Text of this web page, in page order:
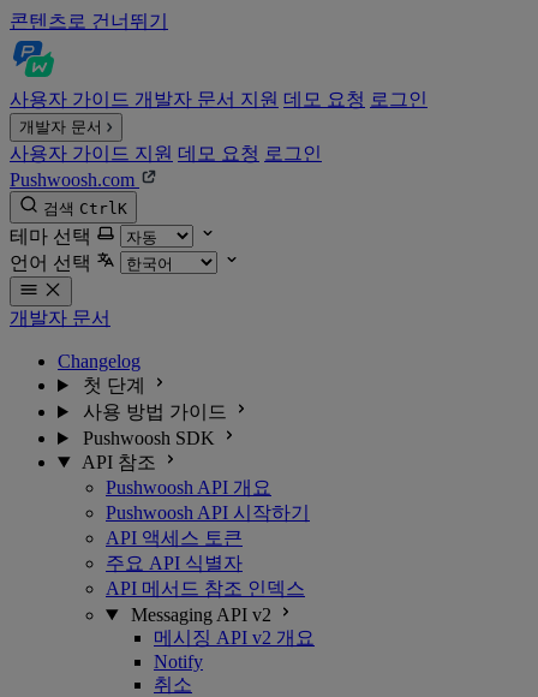
콘텐츠로 건너뛰기
사용자 가이드 개발자 문서 지원 데모 요청 로그인
개발자 문서
사용자 가이드 지원 데모 요청 로그인
Pushwoosh.com
검색 CtrlK
테마 선택
언어 선택
개발자 문서
Changelog
첫 단계
사용 방법 가이드
Pushwoosh SDK
API 참조
Pushwoosh API 개요
Pushwoosh API 시작하기
API 액세스 토큰
주요 API 식별자
API 메서드 참조 인덱스
Messaging API v2
메시징 API v2 개요
Notify
취소